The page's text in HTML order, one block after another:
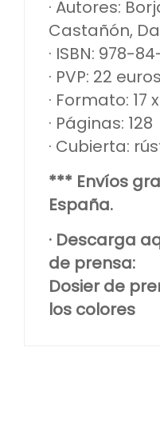
· Autores:
Castañón,
· ISBN: 978-
· PVP: 22 euros
· Formato: 17
· Páginas: 128
· Cubierta:
*** Envíos
España.
· Descarga
de prensa:
Dosier de
los colores